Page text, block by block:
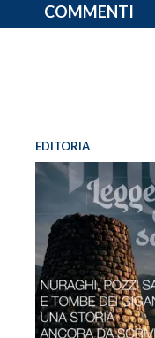
COMMENTI
EDITORIA